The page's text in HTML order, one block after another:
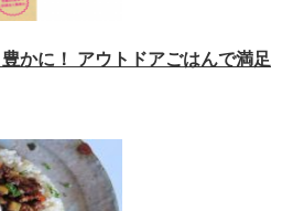
かに！ アウトドアごはんで満足